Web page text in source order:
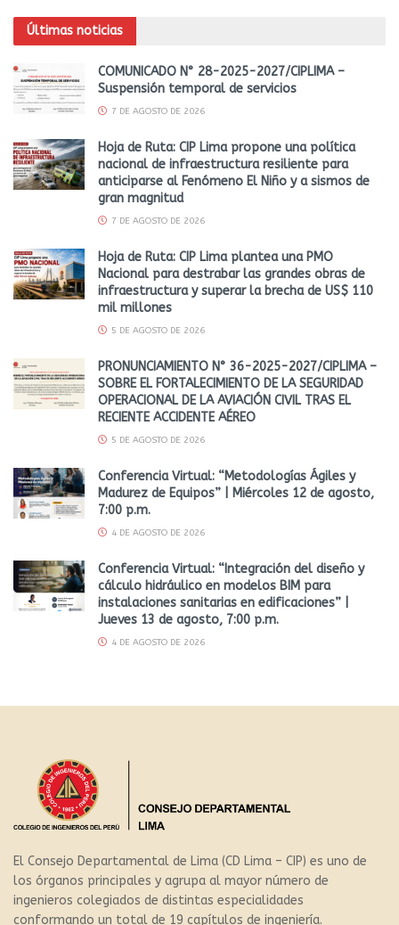
Últimas noticias
COMUNICADO N° 28-2025-2027/CIPLIMA –
Suspensión temporal de servicios
7 DE AGOSTO DE 2026
Hoja de Ruta: CIP Lima propone una política
nacional de infraestructura resiliente para
anticiparse al Fenómeno El Niño y a sismos de
gran magnitud
7 DE AGOSTO DE 2026
Hoja de Ruta: CIP Lima plantea una PMO
Nacional para destrabar las grandes obras de
infraestructura y superar la brecha de US$ 110
mil millones
5 DE AGOSTO DE 2026
PRONUNCIAMIENTO N° 36-2025-2027/CIPLIMA –
SOBRE EL FORTALECIMIENTO DE LA SEGURIDAD
OPERACIONAL DE LA AVIACIÓN CIVIL TRAS EL
RECIENTE ACCIDENTE AÉREO
5 DE AGOSTO DE 2026
Conferencia Virtual: “Metodologías Ágiles y
Madurez de Equipos” | Miércoles 12 de agosto,
7:00 p.m.
4 DE AGOSTO DE 2026
Conferencia Virtual: “Integración del diseño y
cálculo hidráulico en modelos BIM para
instalaciones sanitarias en edificaciones” |
Jueves 13 de agosto, 7:00 p.m.
4 DE AGOSTO DE 2026
El Consejo Departamental de Lima (CD Lima – CIP) es uno de
los órganos principales y agrupa al mayor número de
ingenieros colegiados de distintas especialidades
conformando un total de 19 capítulos de ingeniería.